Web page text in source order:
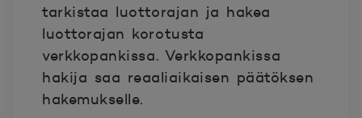
tarkistaa luottorajan ja hakea
luottorajan korotusta
verkkopankissa. Verkkopankissa
hakija saa reaaliaikaisen päätöksen
hakemukselle.